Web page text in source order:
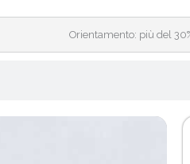
Orientamento: più del